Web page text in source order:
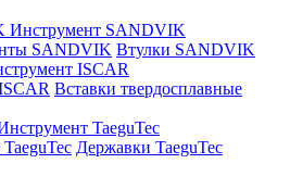
Инструмент SANDVIK
SANDVIK Втулки SANDVIK
ISCAR
Вставки твердосплавные
TaeguTec
Державки TaeguTec